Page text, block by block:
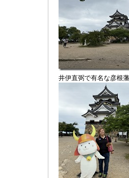
井伊直弼で有名な彦根